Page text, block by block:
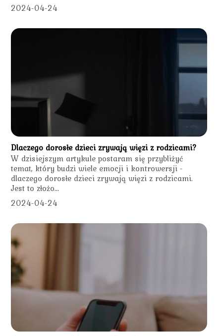
2024-04-24
Dlaczego dorosłe dzieci zrywają więzi z rodzicami?
W dzisiejszym artykule postaram się przybliżyć
temat, który budzi wiele emocji i kontrowersji -
dlaczego dorosłe dzieci zrywają więzi z rodzicami.
Jest to złożo...
2024-04-24